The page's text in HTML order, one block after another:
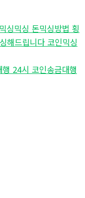
싱믹싱 돈믹싱방법 횡
해드립니다 코인믹싱
24시 코인송금대행